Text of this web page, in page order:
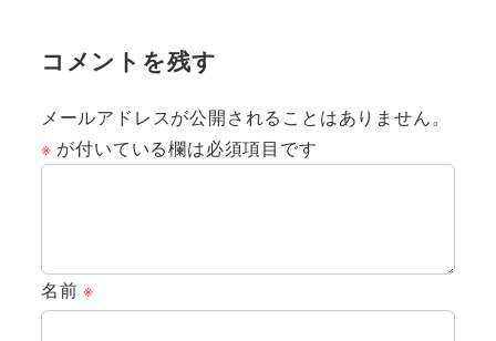
コメントを残す
メールアドレスが公開されることはありません。
※ が付いている欄は必須項目です
名前※